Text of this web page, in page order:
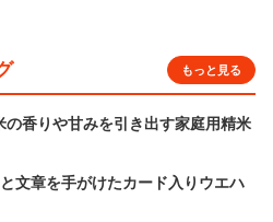
もっと見る
香りや甘みを引き出す家庭用精米
文章を手がけたカード入りウエハ